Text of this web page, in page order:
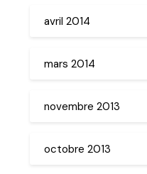
avril 2014
mars 2014
novembre 2013
octobre 2013